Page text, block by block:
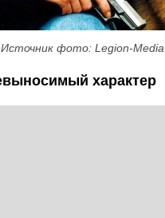
Источник фото: Legion-Media
характер